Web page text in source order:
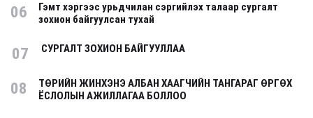
06
Гэмт хэргээс урьдчилан сэргийлэх талаар сургалт
зохион байгуулсан тухай
07 СУРГАЛТ ЗОХИОН БАЙГУУЛЛАА
08
ТӨРИЙН ЖИНХЭНЭ АЛБАН ХААГЧИЙН ТАНГАРАГ ӨРГӨХ
ЁСЛОЛЫН АЖИЛЛАГАА БОЛЛОО